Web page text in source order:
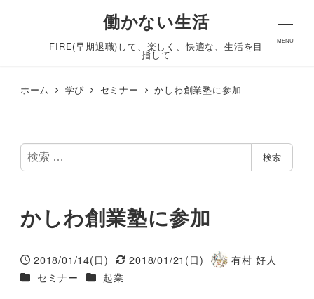
働かない生活
FIRE(早期退職)して、楽しく、快適な、生活を目
指して
MENU
ホーム 学び セミナー かしわ創業塾に参加
検
索
検索
かしわ創業塾に参加
投稿日
2018/01/14(日)
更新日
2018/01/21(日)
著
有村 好人
カテゴリー
セミナー カテゴリー
起業